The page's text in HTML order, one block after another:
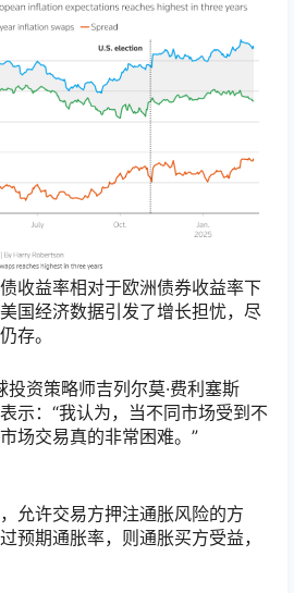
收益率相对于欧洲债券收益率下
国经济数据引发了增长担忧，尽
存。
资策略师吉列尔莫·费利塞斯
示：“我认为，当不同市场受到不
场交易真的非常困难。”
允许交易方押注通胀风险的方
预期通胀率，则通胀买方受益，